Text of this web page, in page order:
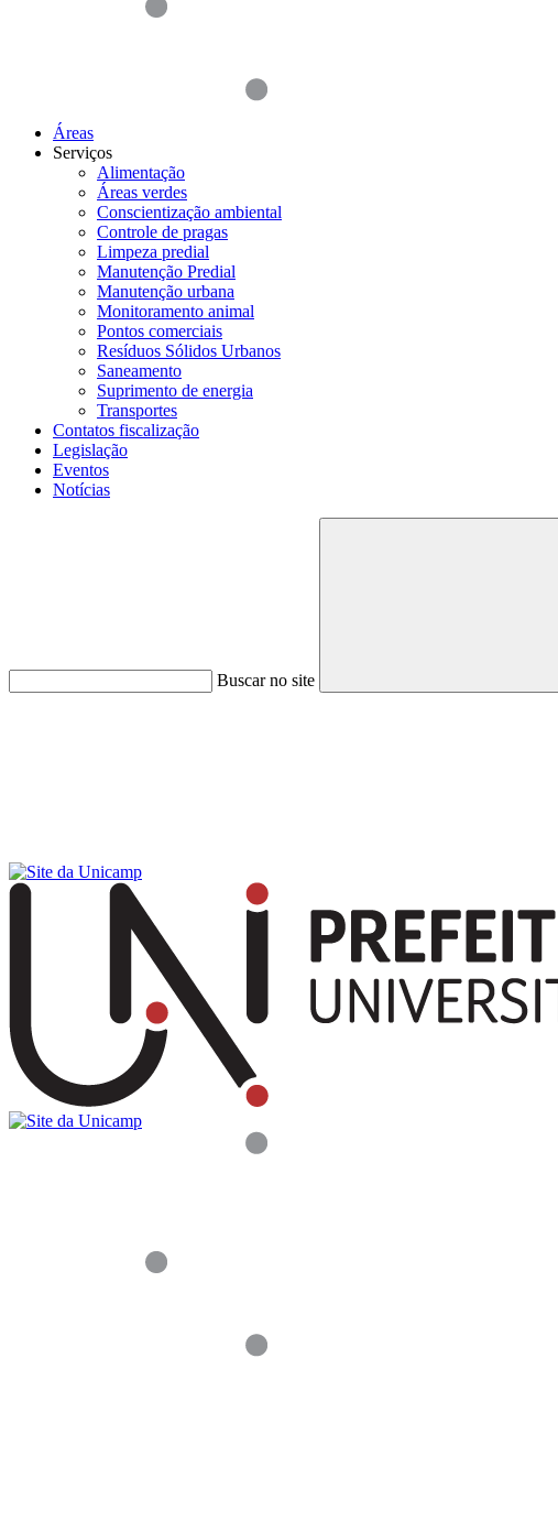
Áreas
Serviços
Alimentação
Áreas verdes
Conscientização ambiental
Controle de pragas
Limpeza predial
Manutenção Predial
Manutenção urbana
Monitoramento animal
Pontos comerciais
Resíduos Sólidos Urbanos
Saneamento
Suprimento de energia
Transportes
Contatos fiscalização
Legislação
Eventos
Notícias
Buscar no site
Buscar